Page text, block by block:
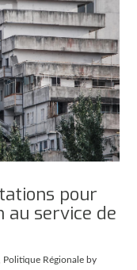
pour
au service de
Politique Régionale by